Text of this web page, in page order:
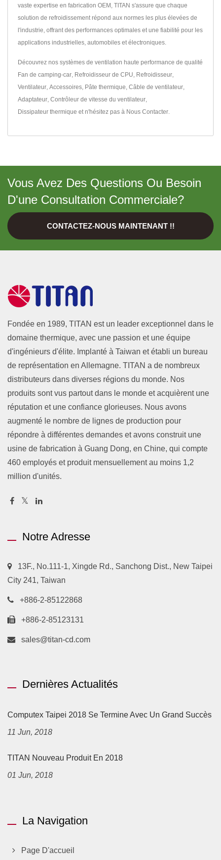
vaste expertise en fabrication OEM, TITAN s'assure que chaque
solution de refroidissement répond aux normes les plus élevées de
l'industrie, offrant des performances optimales et une fiabilité pour les
applications industrielles, automobiles et électroniques.
Découvrez nos systèmes de ventilation haute performance de qualité
Fan de camping-car, Refroidisseur de CPU, Refroidisseur,
Ventilateur, Accessoires, Pâte thermique, Câble de ventilateur,
Adaptateur, Contrôleur de vitesse du ventilateur,
Dissipateur thermique et n'hésitez pas à Nous Contacter.
Vous Avez Des Questions Ou Besoin
D'une Consultation Commerciale?
CONTACTEZ-NOUS MAINTENANT !!
Fondée en 1989, TITAN est un leader exceptionnel dans le
domaine thermique, avec une passion et une équipe
d'ingénieurs d'élite. Implanté à Taiwan et établi un bureau
de représentation en Allemagne. TITAN a de nombreux
distributeurs dans diverses régions du monde. Nos
produits sont vus partout dans le monde et acquièrent une
réputation et une confiance glorieuses. Nous avons
augmenté le nombre de lignes de production pour
répondre à différentes demandes et avons construit une
usine de fabrication à Guang Dong, en Chine, qui compte
460 employés et produit mensuellement au moins 1,2
million d'unités.
Notre Adresse
13F., No.111-1, Xingde Rd., Sanchong Dist., New Taipei
City 241, Taiwan
+886-2-85122868
+886-2-85123131
sales@titan-cd.com
Dernières Actualités
Computex Taipei 2018 Se Termine Avec Un Grand Succès
11 Jun, 2018
TITAN Nouveau Produit En 2018
01 Jun, 2018
La Navigation
Page D'accueil